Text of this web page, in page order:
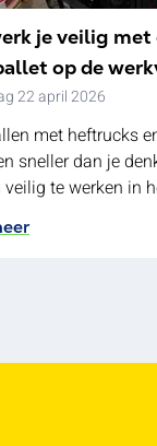
je veilig
op de
22 april 2026
met heftrucks
sneller dan je
te werken in